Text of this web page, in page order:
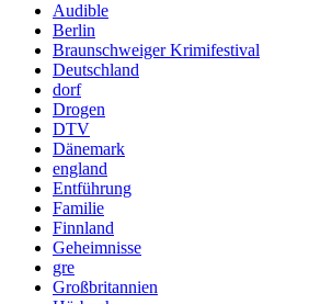
Audible
Berlin
Braunschweiger Krimifestival
Deutschland
dorf
Drogen
DTV
Dänemark
england
Entführung
Familie
Finnland
Geheimnisse
gre
Großbritannien